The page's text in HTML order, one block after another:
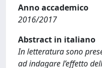
Anno accademico
2016/2017
Abstract in italiano
In letteratura sono
ad indagare l’effetto